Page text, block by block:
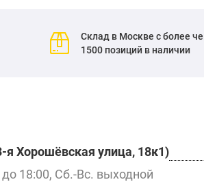
Склад в Москве с более
1500 позиций в наличии
Хорошёвская улица, 18к1)
18:00, Сб.-Вс. выходной